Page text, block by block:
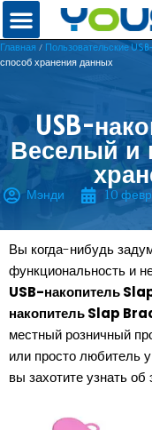
Главная / Пользовательские
способ хранения данных
USB-
Веселый и
Мэнди 10
Вы когда-нибудь
функциональность и
USB-накопитель
накопитель Slap
местный розничный
или просто любитель
вы захотите узнать